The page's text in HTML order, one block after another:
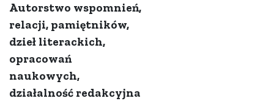
Autorstwo wspomnień,
relacji, pamiętników,
dzieł literackich,
opracowań
naukowych,
działalność redakcyjna